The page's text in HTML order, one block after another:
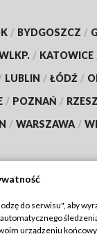
/ BYDGOSZCZ /
/ KATOWICE
LUBLIN / ŁÓDŹ /
/ POZNAŃ /
/ WARSZAWA /
TVP
do serwisu", aby
urządzeniu